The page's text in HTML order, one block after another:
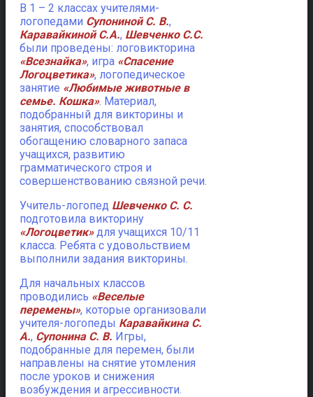
В 1 – 2 классах учителями-
логопедами Супониной С. В.,
Каравайкиной С.А., Шевченко С.С.
были проведены: логовикторина
«Всезнайка», игра «Спасение
Логоцветика», логопедическое
занятие «Любимые животные в
семье. Кошка». Материал,
подобранный для викторины и
занятия, способствовал
обогащению словарного запаса
учащихся, развитию
грамматического строя и
совершенствованию связной речи.
Учитель-логопед Шевченко С. С.
подготовила викторину
«Логоцветик»для учащихся 10/11
класса. Ребята с удовольствием
выполнили задания викторины.
Для начальных классов
проводились «Веселые
перемены», которые организовали
учителя-логопеды Каравайкина С.
А., Супонина С. В. Игры,
подобранные для перемен, были
направлены на снятие утомления
после уроков и снижения
возбуждения и агрессивности.